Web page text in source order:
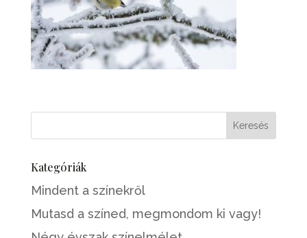
Kategóriák
Mindent a színekről
Mutasd a színed, megmondom ki vagy!